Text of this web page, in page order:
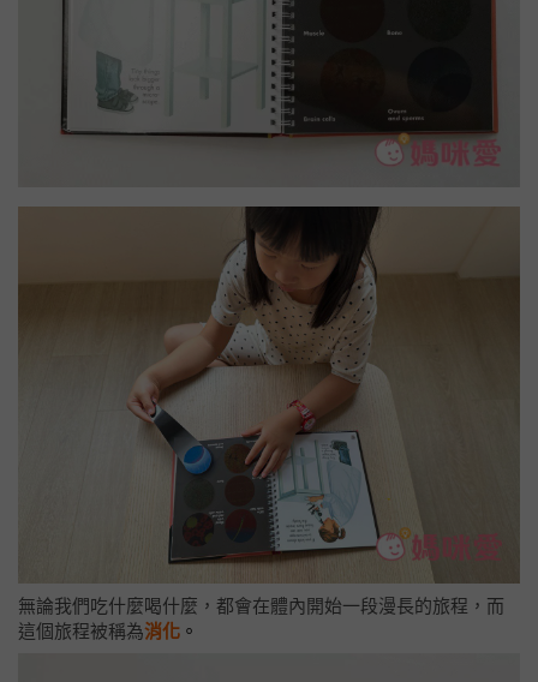
無論我們吃什麼喝什麼，都會在體內開始一段漫長的旅程，而
這個旅程被稱為消化 。